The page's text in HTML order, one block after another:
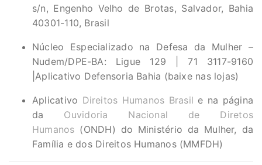
s/n, Engenho Velho de Brotas, Salvador, Bahia
40301-110, Brasil
Núcleo Especializado na Defesa da Mulher –
Nudem/DPE-BA: Ligue 129 | 71 3117-9160
|Aplicativo Defensoria Bahia (baixe nas lojas)
Aplicativo Direitos Humanos Brasil e na página
da Ouvidoria Nacional de Diretos
Humanos (ONDH) do Ministério da Mulher, da
Família e dos Direitos Humanos (MMFDH)